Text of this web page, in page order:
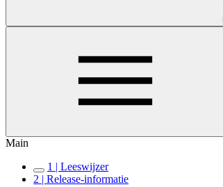
Main
1 | Leeswijzer
2 | Release-informatie